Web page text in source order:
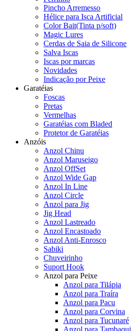
Pincho Arremesso
Hélice para Isca Artificial
Color Bait(Tinta p/soft)
Magic Lures
Cerdas de Saia de Silicone
Salva Iscas
Iscas por marcas
Novidades
Indicação por Peixe
Garatéias
Foscas
Pretas
Vermelhas
Garatéias com Bladed
Protetor de Garatéias
Anzóis
Anzol Chinu
Anzol Maruseigo
Anzol OffSet
Anzol Wide Gap
Anzol In Line
Anzol Circle
Anzol para Jig
Jig Head
Anzol Lastreado
Anzol Encastoado
Anzol Anti-Enrosco
Sabiki
Chuveirinho
Suport Hook
Anzol para Peixe
Anzol para Tilápia
Anzol para Traíra
Anzol para Pacu
Anzol para Corvina
Anzol para Tucunaré
Anzol para Tambaqui